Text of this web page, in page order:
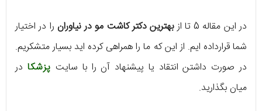
در این مقاله 5 تا از بهترین دکتر کاشت مو در نیاوران را در اختیار
شما قرارداده ایم. از این که ما را همراهی کرده اید بسیار متشکریم.
در صورت داشتن انتقاد یا پیشنهاد آن را با سایت پزشکا در
میان بگذارید.